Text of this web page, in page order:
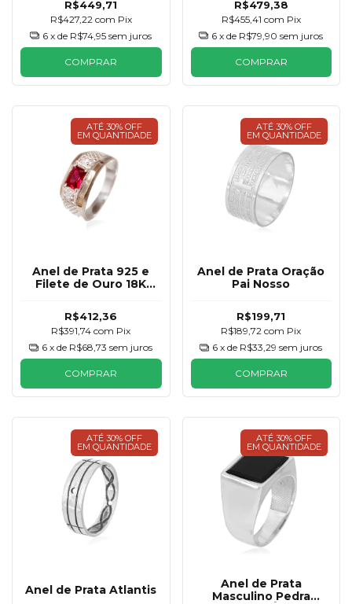
R$449,71
R$427,22 com Pix
6 x de R$74,95 sem juros
COMPRAR
R$479,38
R$455,41 com Pix
6 x de R$79,90 sem juros
COMPRAR
ATÉ 30% OFF
EM QUANTIDADE
Anel de Prata 925 e
Filete de Ouro 18K
R$412,36
R$391,74com Pix
6 x de R$68,73 sem juros
COMPRAR
ATÉ 30% OFF
EM QUANTIDADE
Anel de Prata Oração
Pai Nosso
R$199,71
R$189,72com Pix
6 x de R$33,29 sem juros
COMPRAR
ATÉ 30% OFF
EM QUANTIDADE
Anel de Prata Atlantis
ATÉ 30% OFF
EM QUANTIDADE
Anel de Prata
Masculino Pedra